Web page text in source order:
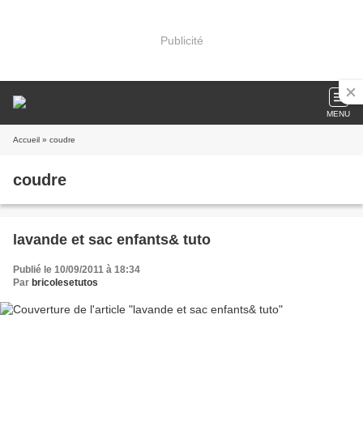
Publicité
MENU
Accueil » coudre
coudre
lavande et sac enfants& tuto
Publié le 10/09/2011 à 18:34
Par bricolesetutos